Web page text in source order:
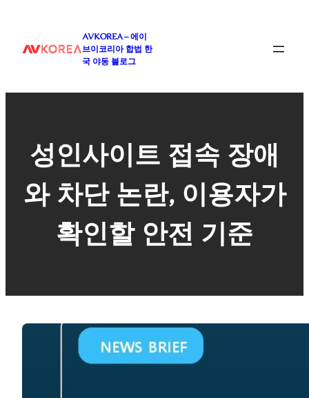
로
AVKOREA – 에이
브이코리아 합법 한
국 야동 블로그
성인사이트 접속 장애
와 차단 논란, 이용자가
확인할 안전 기준